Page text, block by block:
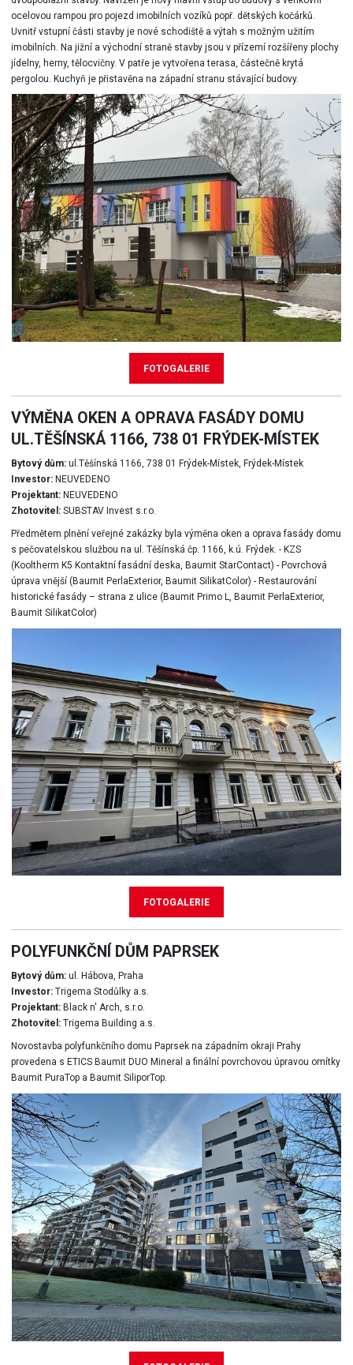
FOTOGALERIE
ocelovou rampou pro pojezd imobilních vozíků popř. dětských kočárků.
Uvnitř vstupní části stavby je nové schodiště a výtah s možným užitím
imobilních. Na jižní a východní straně stavby jsou v přízemí rozšířeny plochy
jídelny, herny, tělocvičny. V patře je vytvořena terasa, částečně krytá
pergolou. Kuchyň je přistavěna na západní stranu stávající budovy.
FOTOGALERIE
VÝMĚNA OKEN A OPRAVA FASÁDY DOMU
UL.TĚŠÍNSKÁ 1166, 738 01 FRÝDEK-MÍSTEK
Bytový dům:ul.Těšínská 1166, 738 01 Frýdek-Místek, Frýdek-Místek
Investor:NEUVEDENO
Projektant:NEUVEDENO
Zhotovitel:SUBSTAV Invest s.r.o.
Předmětem plnění veřejné zakázky byla výměna oken a oprava fasády domu
s pečovatelskou službou na ul. Těšínská čp. 1166, k.ú. Frýdek. - KZS
(Kooltherm K5 Kontaktní fasádní deska, Baumit StarContact) - Povrchová
úprava vnější (Baumit PerlaExterior, Baumit SilikatColor) - Restaurování
historické fasády – strana z ulice (Baumit Primo L, Baumit PerlaExterior,
Baumit SilikatColor)
POLYFUNKČNÍ DŮM PAPRSEK
Bytový dům:ul. Hábova, Praha
Investor:Trigema Stodůlky a.s.
Projektant:Black n' Arch, s.r.o.
Zhotovitel:Trigema Building a.s.
Novostavba polyfunkčního domu Paprsek na západním okraji Prahy
provedena s ETICS Baumit DUO Mineral a finální povrchovou úpravou omítky
Baumit PuraTop a Baumit SiliporTop.